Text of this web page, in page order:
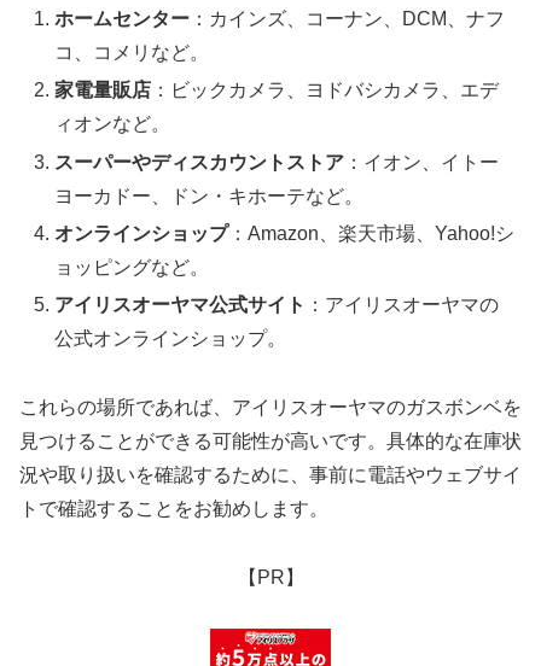
ホームセンター ：カインズ、コーナン、DCM、ナフ
コ、コメリなど。
家電量販店 ：ビックカメラ、ヨドバシカメラ、エデ
ィオンなど。
スーパーやディスカウントストア ：イオン、イトー
ヨーカドー、ドン・キホーテなど。
オンラインショップ：Amazon、楽天市場、Yahoo!シ
ョッピングなど。
アイリスオーヤマ公式サイト ：アイリスオーヤマの
公式オンラインショップ。
これらの場所であれば、アイリスオーヤマのガスボンベを
見つけることができる可能性が高いです。具体的な在庫状
況や取り扱いを確認するために、事前に電話やウェブサイ
トで確認することをお勧めします。
【PR】